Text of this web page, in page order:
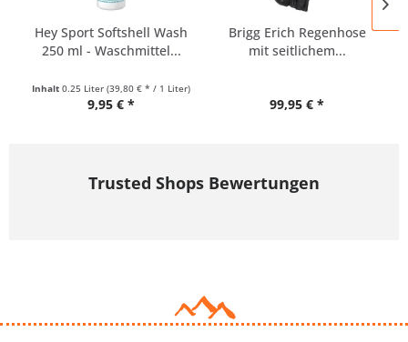
Hey Sport Softshell Wash
250 ml - Waschmittel...
Inhalt 0.25 Liter (39,80 € * / 1 Liter)
9,95 € *
Brigg Erich Regenhose
mit seitlichem...
99,95 € *
Trusted Shops Bewertungen